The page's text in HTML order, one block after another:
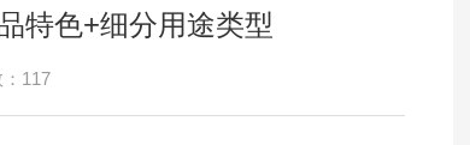
特色+细分用途类型
117